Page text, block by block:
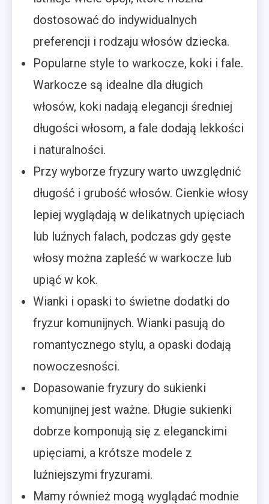
dostosować do indywidualnych
preferencji i rodzaju włosów dziecka.
Popularne style to warkocze, koki i fale.
Warkocze są idealne dla długich
włosów, koki nadają elegancji średniej
długości włosom, a fale dodają lekkości
i naturalności.
Przy wyborze fryzury warto uwzględnić
długość i grubość włosów. Cienkie włosy
lepiej wyglądają w delikatnych upięciach
lub luźnych falach, podczas gdy gęste
włosy można zapleść w warkocze lub
upiąć w kok.
Wianki i opaski to świetne dodatki do
fryzur komunijnych. Wianki pasują do
romantycznego stylu, a opaski dodają
nowoczesności.
Dopasowanie fryzury do sukienki
komunijnej jest ważne. Długie sukienki
dobrze komponują się z eleganckimi
upięciami, a krótsze modele z
luźniejszymi fryzurami.
Mamy również mogą wyglądać modnie